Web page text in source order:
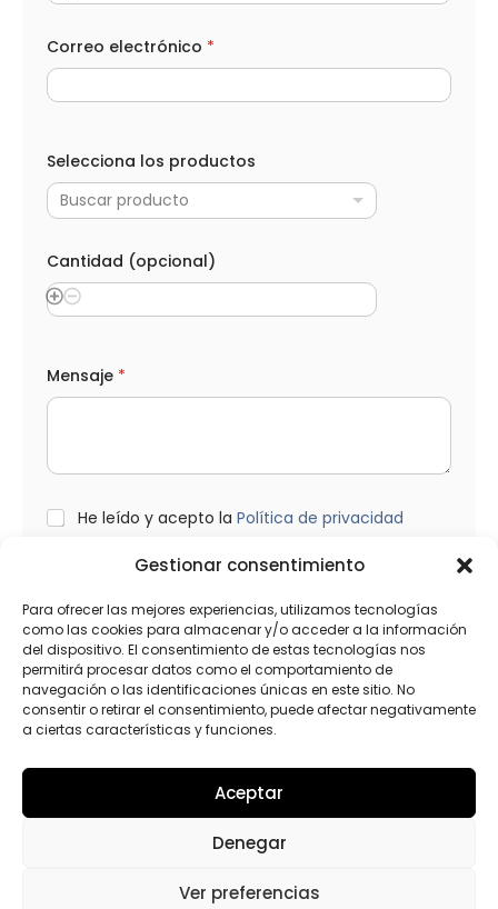
Gestionar consentimiento
Para ofrecer las mejores experiencias, utilizamos tecnologías
como las cookies para almacenar y/o acceder a la información
del dispositivo. El consentimiento de estas tecnologías nos
permitirá procesar datos como el comportamiento de
navegación o las identificaciones únicas en este sitio. No
consentir o retirar el consentimiento, puede afectar negativamente
a ciertas características y funciones.
Aceptar
Denegar
Ver preferencias
Correo electrónico *
Selecciona los productos
Buscar producto
Cantidad (opcional)
A
p
i
o
s
o
d
u
c
t
o
s
Mensaje *
L
He leído y acepto la Política de privacidad
Enviar